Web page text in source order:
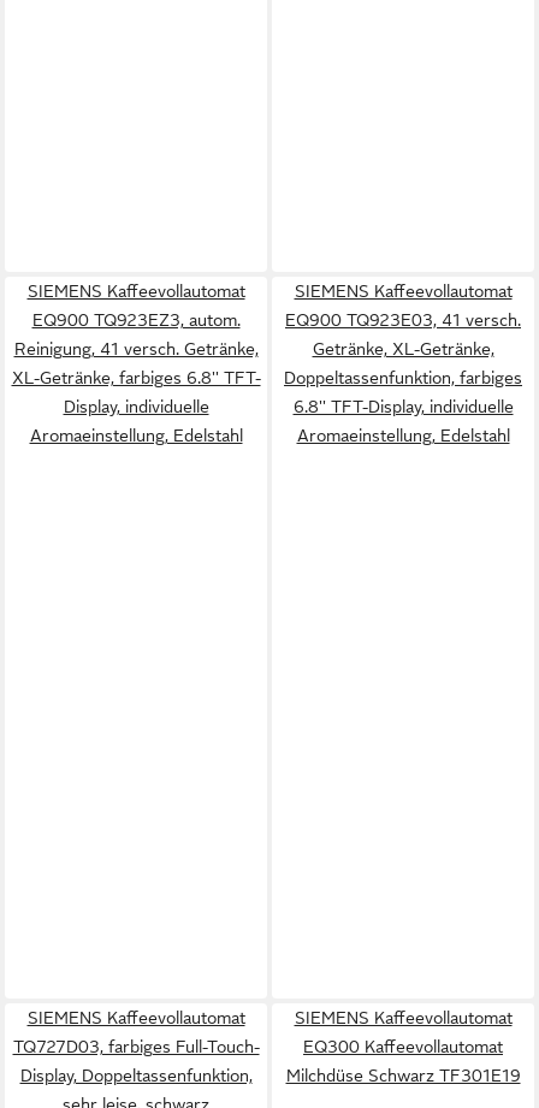
SIEMENS Kaffeevollautomat
EQ900 TQ923EZ3, autom.
Reinigung, 41 versch. Getränke,
XL-Getränke, farbiges 6.8'' TFT-
Display, individuelle
Aromaeinstellung, Edelstahl
SIEMENS Kaffeevollautomat
EQ900 TQ923E03, 41 versch.
Getränke, XL-Getränke,
Doppeltassenfunktion, farbiges
6.8'' TFT-Display, individuelle
Aromaeinstellung, Edelstahl
SIEMENS Kaffeevollautomat
TQ727D03, farbiges Full-Touch-
Display, Doppeltassenfunktion,
SIEMENS Kaffeevollautomat
EQ300 Kaffeevollautomat
Milchdüse Schwarz TF301E19